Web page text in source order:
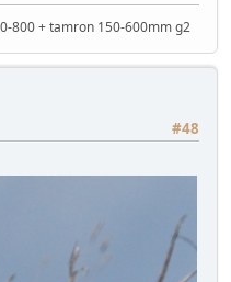
800 + tamron 150-600mm g2
#48